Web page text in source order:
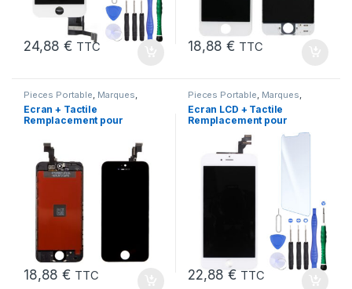
24,88€ TTC 18,88€ TTC
Pieces Portable, Marques,
Apple iPhone 5C
Ecran + Tactile
Remplacement pour
sur Chassis + Outils
18,88€ TTC
Pieces Portable, Marques,
Apple iPhone 6 Plus
Ecran LCD + Tactile
Remplacement pour
22,88€ TTC